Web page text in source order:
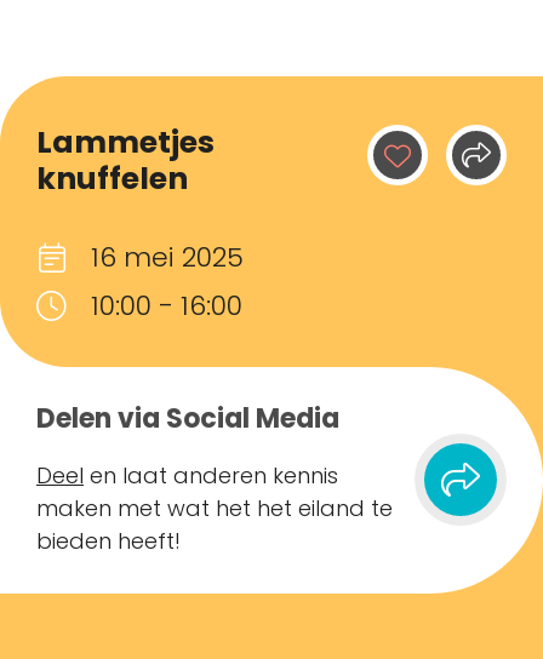
Lammetjes
knuffelen
16 mei 2025
10:00 - 16:00
Delen via Social Media
Deel en laat anderen kennis
maken met wat het het eiland te
bieden heeft!